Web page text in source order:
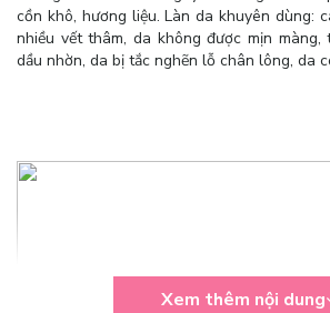
cồn khô, hương liệu. Làn da khuyên dùng:
nhiều vết thâm, da không được mịn màng,
dầu nhờn, da bị tắc nghẽn lỗ chân lông, da
Xem thêm nội dung